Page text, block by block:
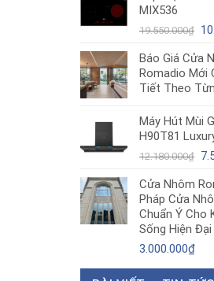
MIX536
19.550.000₫
là:
Báo Giá Cửa
Romadio Mới
Tiết Theo
Máy Hút Mùi
H90T81
12.180.000₫
là:
Cửa Nhôm
Pháp Cửa
Chuẩn Ý Cho
Sống Hiện Đại
3.000.000₫